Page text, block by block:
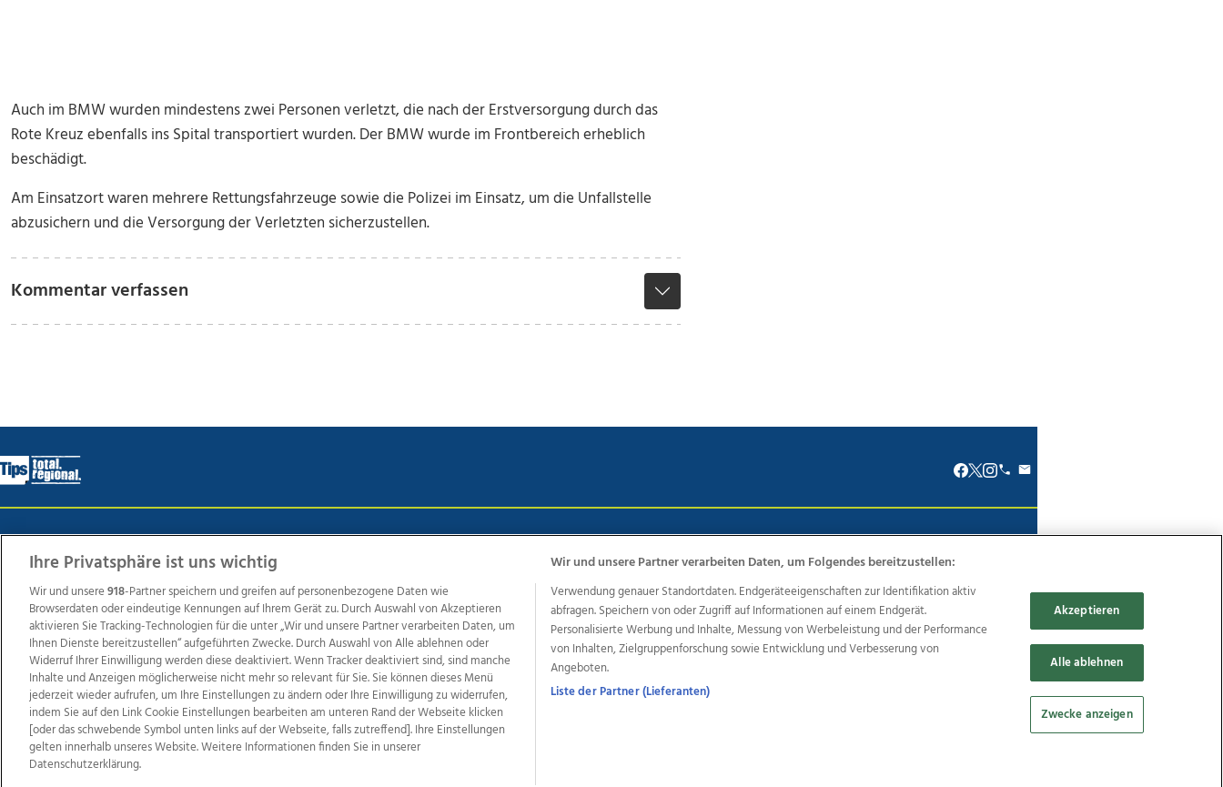
Auch im BMW wurden mindestens zwei Personen verletzt, die nach der Erstversorgung durch das
Rote Kreuz ebenfalls ins Spital transportiert wurden. Der BMW wurde im Frontbereich erheblich
beschädigt.
Am Einsatzort waren mehrere Rettungsfahrzeuge sowie die Polizei im Einsatz, um die Unfallstelle
abzusichern und die Versorgung der Verletzten sicherzustellen.
Kommentar verfassen
Weitere Angebote des Medienhauses Wimmer
TV1 di-mog-i.at OÖNow Ischler Woche Life Radio OÖNachrichten OÖN Immobilien OÖN Karriere OÖN Reise
Promenaden Galerien
Regionaljobs
wasistlos.at wirtrauern.at
Copyrights © 2026 Tips Zeitungs GmbH & Co KG
Ihre Privatsphäre ist uns wichtig
Wir und unsere918-Partner speichern und greifen auf personenbezogene Daten wie
Browserdaten oder eindeutige Kennungen auf Ihrem Gerät zu. Durch Auswahl von Akzeptieren
aktivieren Sie Tracking-Technologien für die unter „Wir und unsere Partner verarbeiten Daten, um
Ihnen Dienste bereitzustellen“ aufgeführten Zwecke. Durch Auswahl von Alle ablehnen oder
Widerruf Ihrer Einwilligung werden diese deaktiviert. Wenn Tracker deaktiviert sind, sind manche
Inhalte und Anzeigen möglicherweise nicht mehr so relevant für Sie. Sie können dieses Menü
jederzeit wieder aufrufen, um Ihre Einstellungen zu ändern oder Ihre Einwilligung zu widerrufen,
indem Sie auf den Link Cookie Einstellungen bearbeiten am unteren Rand der Webseite klicken
[oder das schwebende Symbol unten links auf der Webseite, falls zutreffend]. Ihre Einstellungen
gelten innerhalb unseres Website. Weitere Informationen finden Sie in unserer
Datenschutzerklärung.
Wir und unsere Partner verarbeiten Daten, um Folgendes bereitzustellen:
Verwendung genauer Standortdaten. Endgeräteeigenschaften zur Identifikation aktiv
abfragen. Speichern von oder Zugriff auf Informationen auf einem Endgerät.
Personalisierte Werbung und Inhalte, Messung von Werbeleistung und der Performance
von Inhalten, Zielgruppenforschung sowie Entwicklung und Verbesserung von
Angeboten.
Liste der Partner (Lieferanten)
Akzeptieren
Alle ablehnen
Zwecke anzeigen